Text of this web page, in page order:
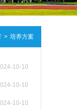
> 培养方案
10-10
10-10
10-10